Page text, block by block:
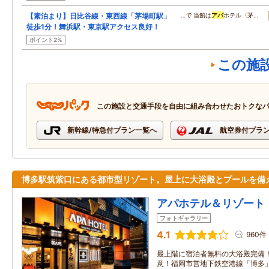
【素泊まり】日比谷線・東西線「茅場町駅」
徒歩1分！舞浜駅・東京駅アクセス良好！
ポイント2%
…で 当館はアパホテル〈茅…
この施
この施設と交通手段を自由に組み合わせたおトクな
新幹線/特急付プラン一覧へ 航空券付プラ
博多駅筑紫口にある都市型リゾート。屋上に大浴殿とプールを備
アパホテル＆リゾート
フォトギャラリー
4.1 960件
最上階に宿泊者無料の大浴殿完備
意！福岡市営地下鉄空港線「博多